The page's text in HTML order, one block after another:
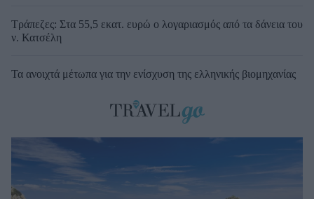
Τράπεζες: Στα 55,5 εκατ. ευρώ ο λογαριασμός από τα δάνεια του
ν. Κατσέλη
Τα ανοιχτά μέτωπα για την ενίσχυση της ελληνικής βιομηχανίας